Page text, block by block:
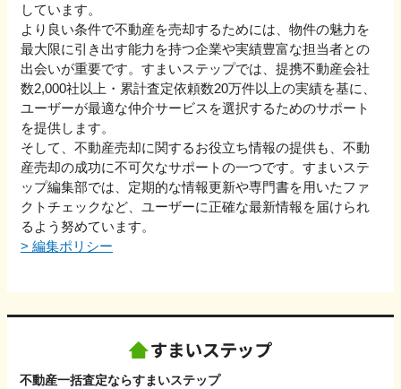
しています。
より良い条件で不動産を売却するためには、物件の魅力を
最大限に引き出す能力を持つ企業や実績豊富な担当者との
出会いが重要です。すまいステップでは、提携不動産会社
数2,000社以上・累計査定依頼数20万件以上の実績を基に、
ユーザーが最適な仲介サービスを選択するためのサポート
を提供します。
そして、不動産売却に関するお役立ち情報の提供も、不動
産売却の成功に不可欠なサポートの一つです。すまいステ
ップ編集部では、定期的な情報更新や専門書を用いたファ
クトチェックなど、ユーザーに正確な最新情報を届けられ
るよう努めています。
> 編集ポリシー
不動産一括査定ならすまいステップ